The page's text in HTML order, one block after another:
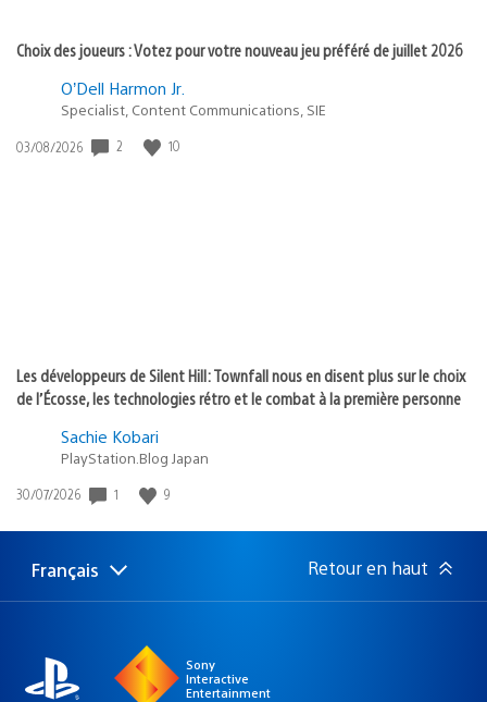
Choix des joueurs : Votez pour votre nouveau jeu préféré de juillet 2026
O’Dell Harmon Jr.
Specialist, Content Communications, SIE
Date
03/08/2026 2 10
Les développeurs de Silent Hill: Townfall nous en disent plus sur le choix
de l’Écosse, les technologies rétro et le combat à la première personne
Sachie Kobari
PlayStation.Blog Japan
Date
publication
30/07/2026 1 9
Choisir
une
Région
actuelle
Français Retour en haut
Sony
Interactive
Entertainment